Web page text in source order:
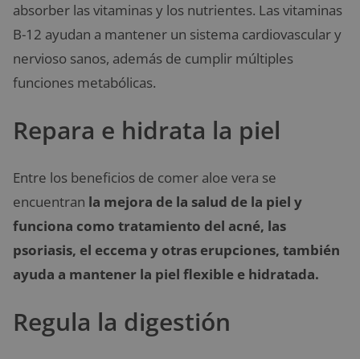
absorber las vitaminas y los nutrientes. Las vitaminas
B-12 ayudan a mantener un sistema cardiovascular y
nervioso sanos, además de cumplir múltiples
funciones metabólicas.
Repara e hidrata la piel
Entre los beneficios de comer aloe vera se
encuentran la mejora de la salud de la piel y
funciona como tratamiento del acné, las
psoriasis, el eccema y otras erupciones, también
ayuda a mantener la piel flexible e hidratada.
Regula la digestión